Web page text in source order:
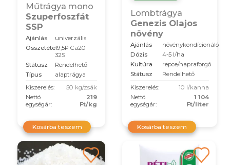
Műtrágya mono
Szuperfoszfát
SSP
Ajánlás
univerzális
Összetétel19,5P Ca20
32S
Státusz
Rendelhető
Típus
alaptrágya
Kiszerelés:
50 kg/zsák
Nettó
egységár:
219
Ft/kg
Kosárba teszem
Lombtrágya
Genezis Olajos
növény
Ajánlás
növénykondícionáló
Dózis
4-5 l/ha
Kultúra
repce/napraforgó
Státusz
Rendelhető
Kiszerelés:
10 l/kanna
Nettó
egységár:
1 104
Ft/liter
Kosárba teszem